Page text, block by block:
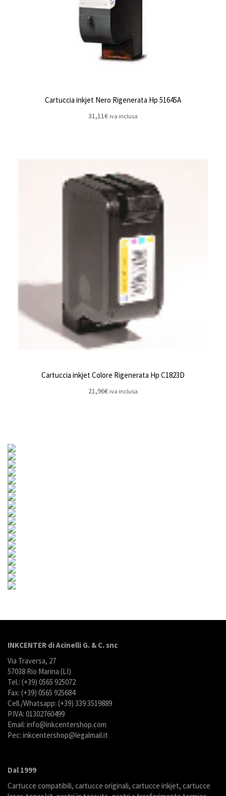
Cartuccia inkjet Nero Rigenerata Hp 51645A
31,11€ iva inclusa
Cartuccia inkjet Colore Rigenerata Hp C1823D
21,96€ iva inclusa
INKCENTER di Acinelli G. & C. snc
Via Traversa, 27
57038 Rio Marina (LI)
Tel.: (+39) 0565 925072
Fax: (+39) 0565 925684
Cell./Whatsapp: (+39) 339 3519889
P.IVA: 01302760499
Email: info@inkcentershop.com
Pec: inkcentershop@legalmail.it
Dal 1999
Cartucce compatibili, cartucce originali, cartucce inkjet, cartucce